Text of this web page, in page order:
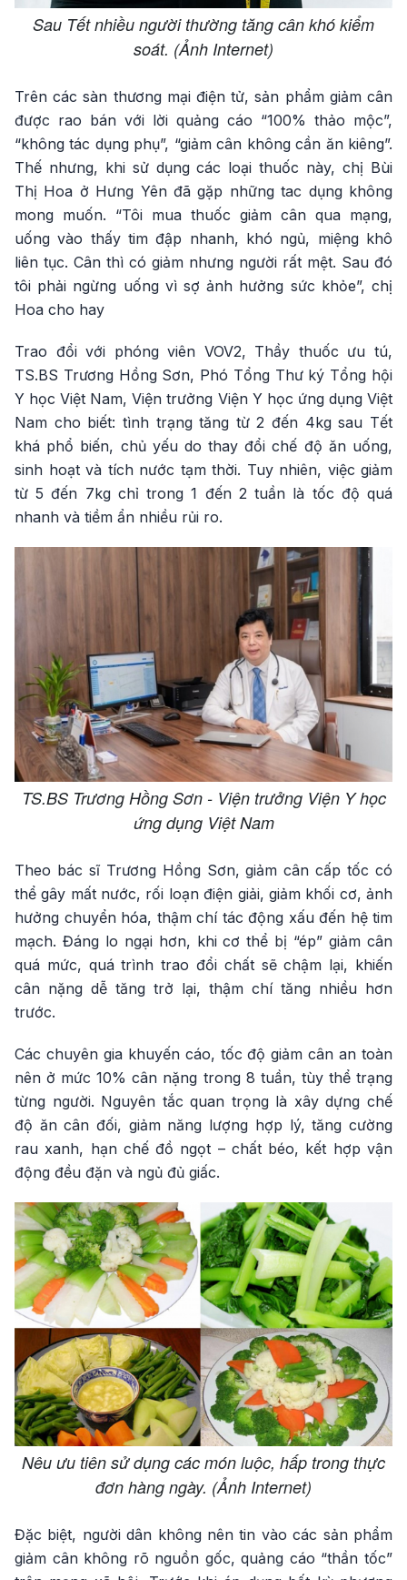
Sau Tết nhiều người thường tăng cân khó kiểm
soát. (Ảnh Internet)
Trên các sàn thương mại điện tử, sản phẩm giảm cân
được rao bán với lời quảng cáo “100% thảo mộc”,
“không tác dụng phụ”, “giảm cân không cần ăn kiêng”.
Thế nhưng, khi sử dụng các loại thuốc này, chị Bùi
Thị Hoa ở Hưng Yên đã gặp những tac dụng không
mong muốn. “Tôi mua thuốc giảm cân qua mạng,
uống vào thấy tim đập nhanh, khó ngủ, miệng khô
liên tục. Cân thì có giảm nhưng người rất mệt. Sau đó
tôi phải ngừng uống vì sợ ảnh hưởng sức khỏe”, chị
Hoa cho hay
Trao đổi với phóng viên VOV2, Thầy thuốc ưu tú,
TS.BS Trương Hồng Sơn, Phó Tổng Thư ký Tổng hội
Y học Việt Nam, Viện trưởng Viện Y học ứng dụng Việt
Nam cho biết: tình trạng tăng từ 2 đến 4kg sau Tết
khá phổ biến, chủ yếu do thay đổi chế độ ăn uống,
sinh hoạt và tích nước tạm thời. Tuy nhiên, việc giảm
từ 5 đến 7kg chỉ trong 1 đến 2 tuần là tốc độ quá
nhanh và tiềm ẩn nhiều rủi ro.
TS.BS Trương Hồng Sơn - Viện trưởng Viện Y học
ứng dụng Việt Nam
Theo bác sĩ Trương Hồng Sơn, giảm cân cấp tốc có
thể gây mất nước, rối loạn điện giải, giảm khối cơ, ảnh
hưởng chuyển hóa, thậm chí tác động xấu đến hệ tim
mạch. Đáng lo ngại hơn, khi cơ thể bị “ép” giảm cân
quá mức, quá trình trao đổi chất sẽ chậm lại, khiến
cân nặng dễ tăng trở lại, thậm chí tăng nhiều hơn
trước.
Các chuyên gia khuyến cáo, tốc độ giảm cân an toàn
nên ở mức 10% cân nặng trong 8 tuần, tùy thể trạng
từng người. Nguyên tắc quan trọng là xây dựng chế
độ ăn cân đối, giảm năng lượng hợp lý, tăng cường
rau xanh, hạn chế đồ ngọt – chất béo, kết hợp vận
động đều đặn và ngủ đủ giấc.
Nêu ưu tiên sử dụng các món luộc, hấp trong thực
đơn hàng ngày. (Ảnh Internet)
Đặc biệt, người dân không nên tin vào các sản phẩm
giảm cân không rõ nguồn gốc, quảng cáo “thần tốc”